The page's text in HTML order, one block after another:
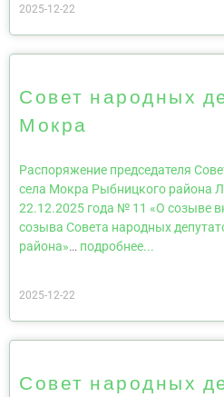
2025-12-22
Совет народных
Мокра
Распоряжение председателя
села Мокра Рыбницкого района
22.12.2025 года № 11 «О созыве
созыва Совета народных
района»… подробнее...
2025-12-22
Совет народных